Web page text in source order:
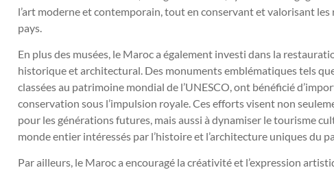
l’art moderne et contemporain, tout en conservant et valorisant
pays.
En plus des musées, le Maroc a également investi dans la
historique et architectural. Des monuments emblématiques tels
classées au patrimoine mondial de l’UNESCO, ont bénéficié
conservation sous l’impulsion royale. Ces efforts visent non
pour les générations futures, mais aussi à dynamiser le tourisme
monde entier intéressés par l’histoire et l’architecture uniques du
Par ailleurs, le Maroc a encouragé la créativité et l’expression